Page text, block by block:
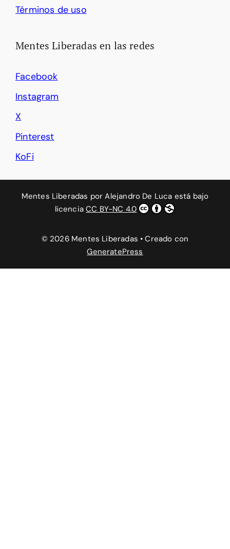
Términos de uso
Mentes Liberadas en las redes
Facebook
Instagram
X
Pinterest
KoFi
Mentes Liberadas porAlejandro De Luca está bajo
licenciaCC BY-NC 4.0
© 2026 Mentes Liberadas • Creado con
GeneratePress